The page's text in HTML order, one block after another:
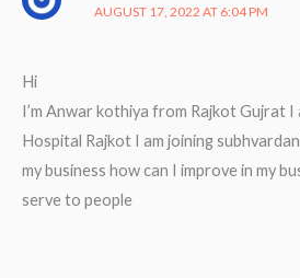
AUGUST 17, 2022 AT 6:04 PM
Hi
I’m Anwar kothiya from Rajkot Gujrat
Hospital Rajkot I am joining
my business how can I improve in my
serve to people